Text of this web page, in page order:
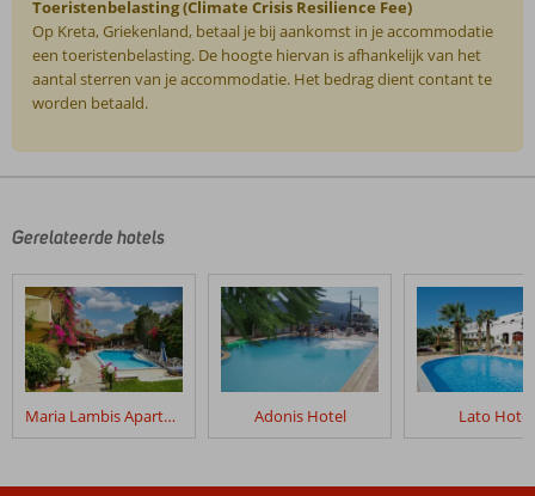
Toeristenbelasting (Climate Crisis Resilience Fee)
Op Kreta, Griekenland, betaal je bij aankomst in je accommodatie
een toeristenbelasting. De hoogte hiervan is afhankelijk van het
aantal sterren van je accommodatie. Het bedrag dient contant te
worden betaald.
door
klanten
geschreven
na
hun
verblijf
Amazones
Gerelateerde hotels
Maria Lambis Apartments Adonis Hotel Lato Hotel